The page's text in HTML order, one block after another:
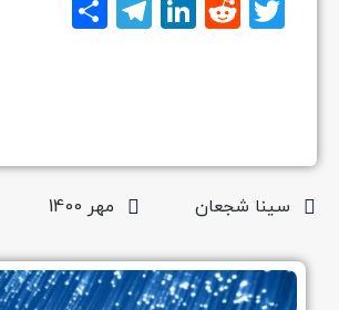
Twitter
Reddit
LinkedIn
گذاری
سینا شجعان مهر 1400